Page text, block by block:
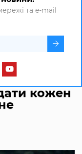
та e-mail
кожен